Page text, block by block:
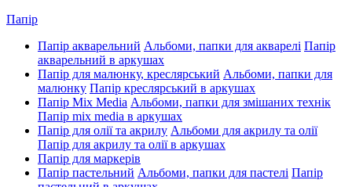
Папір
Папір акварельний Альбоми, папки для акварелі Папір
акварельний в аркушах
Папір для малюнку, креслярський Альбоми, папки для
малюнку Папір креслярський в аркушах
Папір Mix Media Альбоми, папки для змішаних технік
Папір mix media в аркушах
Папір для олії та акрилу Альбоми для акрилу та олії
Папір для акрилу та олії в аркушах
Папір для маркерів
Папір пастельний Альбоми, папки для пастелі Папір